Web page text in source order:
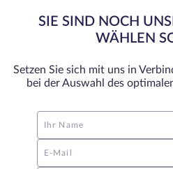
SIE SIND NOCH
WÄHLEN
Setzen Sie sich mit uns in
bei der Auswahl des
Ihr Name
E-Mail